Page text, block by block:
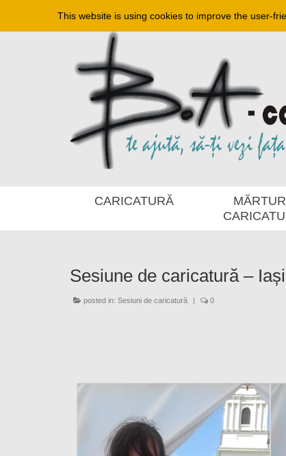
CARICATURĂ
Sesiune de caricatură –
posted in: Sesiuni de caricatură | 0
This website is using cookies to improve the user-